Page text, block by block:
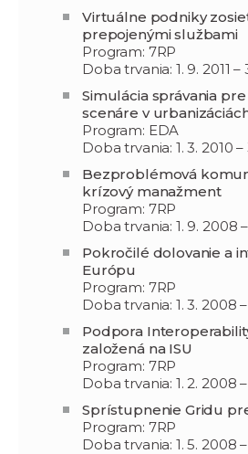
Virtuálne podniky
prepojenými službami
Program: 7RP
Doba trvania: 1. 9. 2011 –
Simulácia správania
scenáre v
Program: EDA
Doba trvania: 1. 3. 2010 –
Bezproblémová
krízový manažment
Program: 7RP
Doba trvania: 1. 9. 2008
Pokročilé dolovanie a
Európu
Program: 7RP
Doba trvania: 1. 3. 2008 –
Podpora
založená na ISU
Program: 7RP
Doba trvania: 1. 2. 2008 –
Sprístupnenie Gridu
Program: 7RP
Doba trvania: 1. 5. 2008